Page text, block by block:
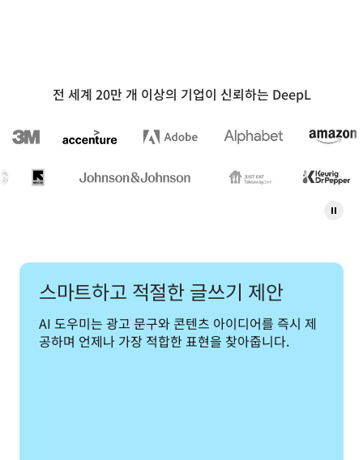
전 세계 20만 개 이상의 기업이 신뢰하는 DeepL
스마트하고 적절한 글쓰기 제안
AI 도우미는 광고 문구와 콘텐츠 아이디어를 즉시 제
공하며 언제나 가장 적합한 표현을 찾아줍니다.